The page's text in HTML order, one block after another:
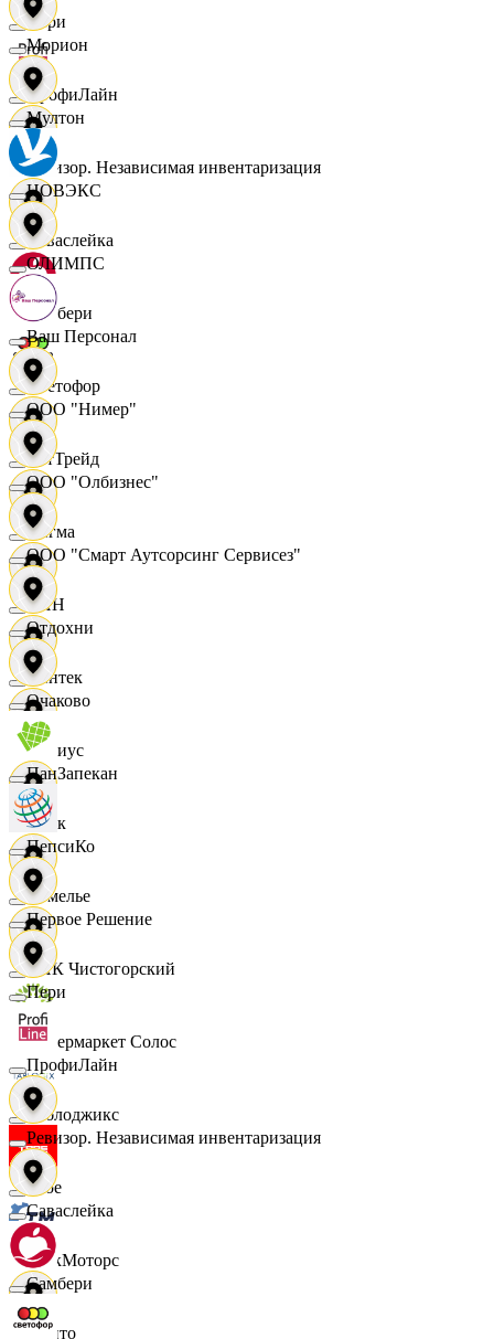
Пери
ПрофиЛайн
Ревизор. Независимая инвентаризация
Саваслейка
Самбери
Светофор
СетТрейд
Сигма
СИН
Синтек
Сириус
Смак
Сомелье
СПК Чистогорский
Супермаркет Солос
Таблоджикс
Твое
ТракМоторс
Фрито
Морион
Мултон
НОВЭКС
ОЛИМПС
Ваш Персонал
ООО "Нимер"
ООО "Олбизнес"
ООО "Смарт Аутсорсинг Сервисез"
Отдохни
Очаково
ПанЗапекан
ПепсиКо
Первое Решение
Пери
ПрофиЛайн
Ревизор. Независимая инвентаризация
Саваслейка
Самбери